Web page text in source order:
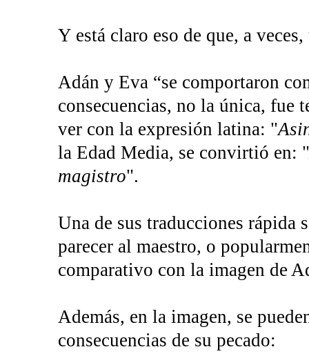
Y está claro eso de que, a
Adán y Eva “se comportaron
consecuencias, no la única, fue
ver con la expresión latina: "
la Edad Media, se convirtió en: "
magistro".
Una de sus traducciones rápida
parecer al maestro, o
comparativo con la imagen de
Además, en la imagen, se
consecuencias de su pecado: